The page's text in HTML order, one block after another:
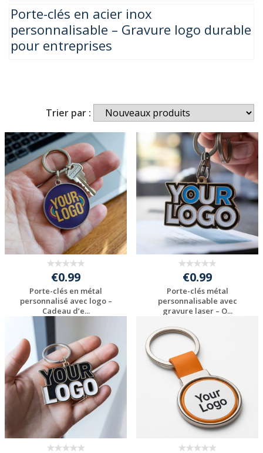
Porte-clés en acier inox
personnalisable – Gravure logo durable
pour entreprises
Trier par :
€0.99
Porte-clés en métal
personnalisé avec logo –
Cadeau d’e...
Personnaliser avec
votre logo
€0.99
Porte-clés métal
personnalisable avec
gravure laser – O...
Personnaliser avec
votre logo